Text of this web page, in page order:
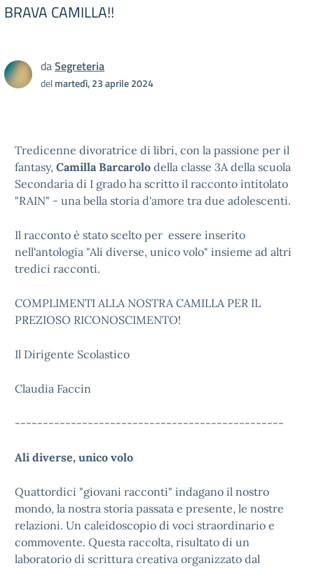
BRAVA CAMILLA!!
daSegreteria
delmartedì, 23 aprile 2024
Tredicenne divoratrice di libri, con la passione per il
fantasy, Camilla Barcarolo della classe 3A della scuola
Secondaria di I grado ha scritto il racconto intitolato
"RAIN" - una bella storia d'amore tra due adolescenti.
Il racconto è stato scelto per essere inserito
nell'antologia "Ali diverse, unico volo" insieme ad altri
tredici racconti.
COMPLIMENTI ALLA NOSTRA CAMILLA PER IL
PREZIOSO RICONOSCIMENTO!
Il Dirigente Scolastico
Claudia Faccin
------------------------------------------------
Ali diverse, unico volo
Quattordici "giovani racconti" indagano il nostro
mondo, la nostra storia passata e presente, le nostre
relazioni. Un caleidoscopio di voci straordinario e
commovente. Questa raccolta, risultato di un
laboratorio di scrittura creativa organizzato dal